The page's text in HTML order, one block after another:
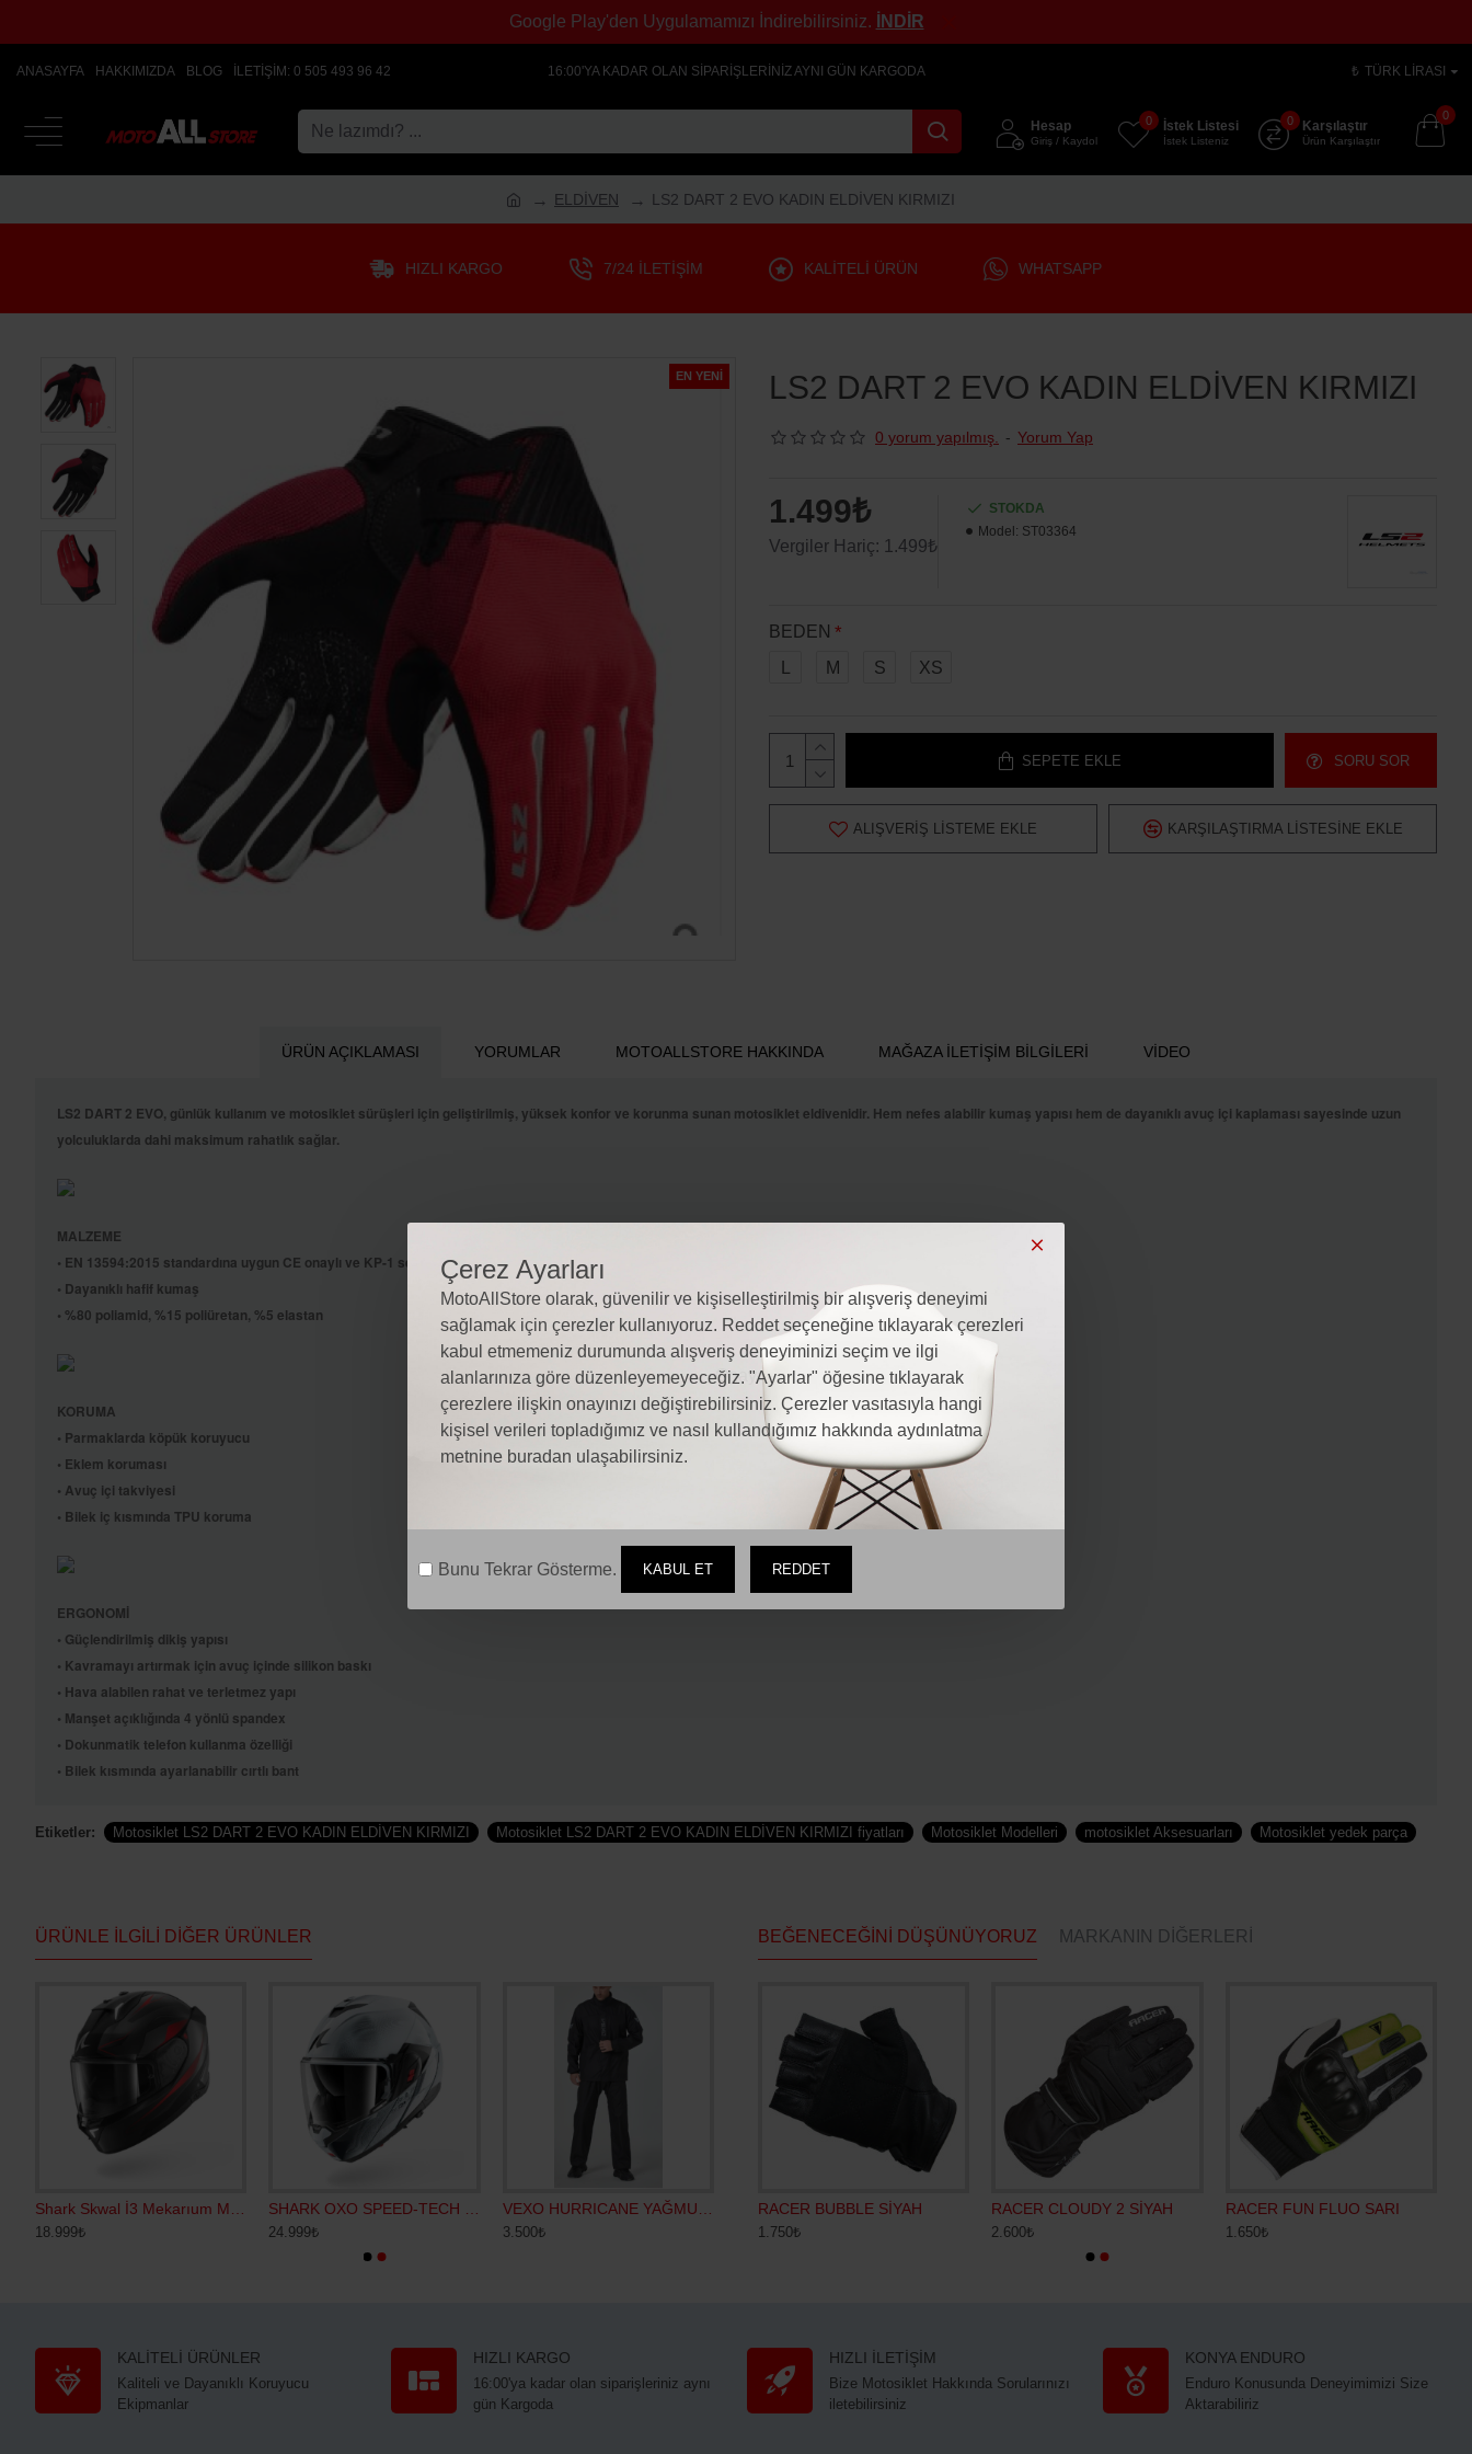
Çerez Ayarları
MotoAllStore olarak, güvenilir ve kişiselleştirilmiş bir alışveriş deneyimi
sağlamak için çerezler kullanıyoruz. Reddet seçeneğine tıklayarak çerezleri
kabul etmemeniz durumunda alışveriş deneyiminizi seçim ve ilgi
alanlarınıza göre düzenleyemeyeceğiz. "Ayarlar" öğesine tıklayarak
çerezlere ilişkin onayınızı değiştirebilirsiniz. Çerezler vasıtasıyla hangi
kişisel verileri topladığımız ve nasıl kullandığımız hakkında aydınlatma
metnine buradan ulaşabilirsiniz.
KABUL ET REDDET
Bunu Tekrar Gösterme.
Google Play'den Uygulamamızı İndirebilirsiniz. İNDİR
ANASAYFA HAKKIMIZDA BLOG İLETIŞIM: 0 505 493 96 42 16:00'YA KADAR OLAN SIPARIŞLERINIZ AYNI GÜN KARGODA ₺ TÜRK LIRASI
Hesap
Giriş / Kaydol
İstek Listesi
İstek Listeniz
0 Karşılaştır
Ürün Karşılaştır
0 0
ELDİVEN LS2 DART 2 EVO KADIN ELDİVEN KIRMIZI
HIZLI KARGO 7/24 İLETIŞIM KALITELI ÜRÜN WHATSAPP
EN YENI LS2 DART 2 EVO KADIN ELDİVEN KIRMIZI
0 yorum yapılmış. - Yorum Yap
1.499₺
Vergiler Hariç: 1.499₺
STOKDA
Model: ST03364
BEDEN
M S XS
SEPETE EKLE SORU SOR
ALIŞVERIŞ LISTEME EKLE KARŞILAŞTIRMA LISTESINE EKLE
ÜRÜN AÇIKLAMASI YORUMLAR MOTOALLSTORE HAKKINDA MAĞAZA İLETIŞIM BILGILERI VIDEO
LS2 DART 2 EVO, günlük kullanım ve motosiklet sürüşleri için geliştirilmiş, yüksek konfor ve korunma sunan motosiklet eldivenidir. Hem nefes alabilir kumaş yapısı hem de dayanıklı avuç içi kaplaması sayesinde uzun
yolculuklarda dahi maksimum rahatlık sağlar.
MALZEME
• EN 13594:2015 standardına uygun CE onaylı ve KP-1 sertifikasına sahiptir
• Dayanıklı hafif kumaş
• %80 poliamid, %15 poliüretan, %5 elastan
KORUMA
• Parmaklarda köpük koruyucu
• Eklem koruması
• Avuç içi takviyesi
• Bilek iç kısmında TPU koruma
ERGONOMİ
• Güçlendirilmiş dikiş yapısı
• Kavramayı artırmak için avuç içinde silikon baskı
• Hava alabilen rahat ve terletmez yapı
• Manşet açıklığında 4 yönlü spandex
• Dokunmatik telefon kullanma özelliği
• Bilek kısmında ayarlanabilir cırtlı bant
Etiketler: Motosiklet LS2 DART 2 EVO KADIN ELDİVEN KIRMIZI Motosiklet LS2 DART 2 EVO KADIN ELDİVEN KIRMIZI fiyatları Motosiklet Modelleri motosiklet Aksesuarları Motosiklet yedek parça
ÜRÜNLE İLGILI DIĞER ÜRÜNLER
Shark Skwal İ3 Mekarıum Mat Kapalı Kask
18.999₺
SHARK OXO SPEED-TECH ÇENE AÇILIR KASK
24.999₺
VEXO HURRICANE YAĞMURLUK SİYAH
3.500₺
BEĞENECEĞINI DÜŞÜNÜYORUZ MARKANIN DIĞERLERI
2.600₺ 4.500₺ 3.000₺
RACER BUBBLE SİYAH
1.750₺
RACER CLOUDY 2 SİYAH
2.600₺
RACER FUN FLUO SARI
1.650₺
KALİTELİ ÜRÜNLER
Kaliteli ve Dayanıklı Koruyucu
Ekipmanlar
HIZLI KARGO
16:00'ya kadar olan siparişleriniz aynı
gün Kargoda
HIZLI İLETİŞİM
Bize Motosiklet Hakkında Sorularınızı
iletebilirsiniz
KONYA ENDURO
Enduro Konusunda Deneyimimizi Size
Aktarabiliriz